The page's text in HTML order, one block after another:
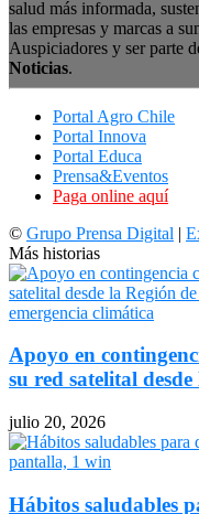
salud más informada,
las empresas y marcas a
Auspiciadores y ser parte
Noticias.
Portal Agro Chile
Portal Innova
Portal Educa
Prensa&Eventos
Paga online aquí
© Grupo Prensa Digital |
Más historias
Apoyo en
su red satelital
julio 20, 2026
Hábitos saludables